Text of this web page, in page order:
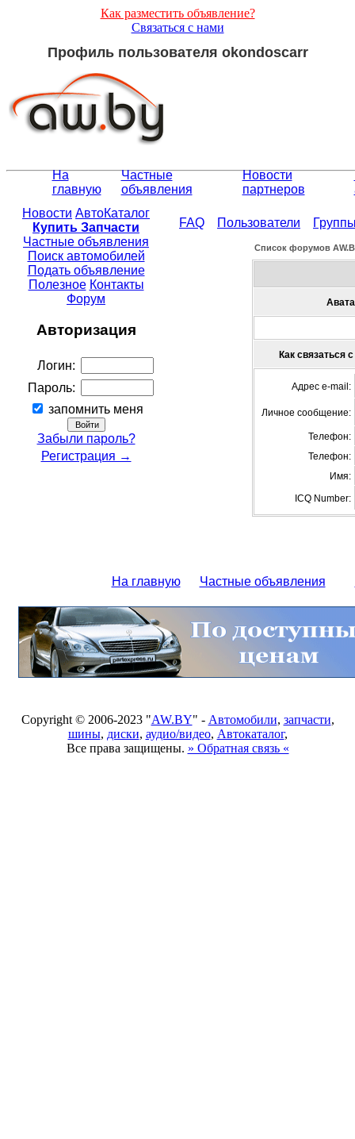
Как разместить объявление?
Связаться с нами
Профиль пользователя okondoscarr
На
главную
Частные
объявления
Новости
партнеров
Новости АвтоКаталог
Купить Запчасти
Частные объявления
Поиск автомобилей
Подать объявление
Полезное Контакты
Форум
Авторизация
Логин:
Пароль:
запомнить меня
Забыли пароль?
Регистрация →
FAQ Пользователи
Список форумов
Как связаться
Адрес e-mail:
Личное сообщение:
Телефон:
Телефон:
Имя:
ICQ Number:
На главную Частные объявления
Copyright © 2006-2023 "AW.BY" - Автомобили, запчасти,
шины, диски, аудио/видео, Автокаталог,
Все права защищены. » Обратная связь «